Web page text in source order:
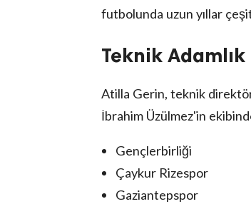
futbolunda uzun yıllar
Teknik
Atilla Gerin, teknik
İbrahim Üzülmez'in
Gençlerbirliği
Çaykur Rizespor
Gaziantepspor